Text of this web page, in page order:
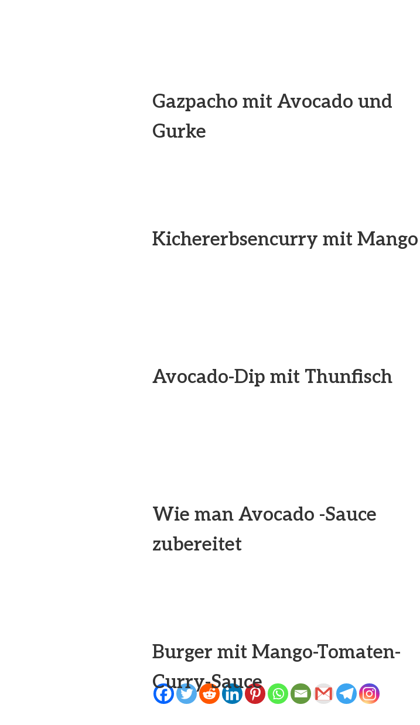
Gazpacho mit Avocado und
Gurke
Kichererbsencurry mit Mango
Avocado-Dip mit Thunfisch
Wie man Avocado -Sauce
zubereitet
Burger mit Mango-Tomaten-
Curry-Sauce